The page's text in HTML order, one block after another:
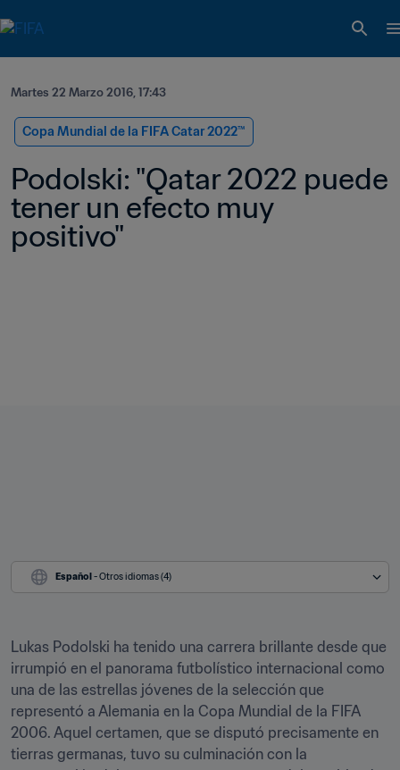
Martes 22 Marzo 2016, 17:43
Copa Mundial de la FIFA Catar 2022™
Podolski: "Qatar 2022 puede
tener un efecto muy
positivo"
Español - Otros idiomas (4)
Lukas Podolski ha tenido una carrera brillante desde que
irrumpió en el panorama futbolístico internacional como
una de las estrellas jóvenes de la selección que
representó a Alemania en la Copa Mundial de la FIFA
2006. Aquel certamen, que se disputó precisamente en
tierras germanas, tuvo su culminación con la